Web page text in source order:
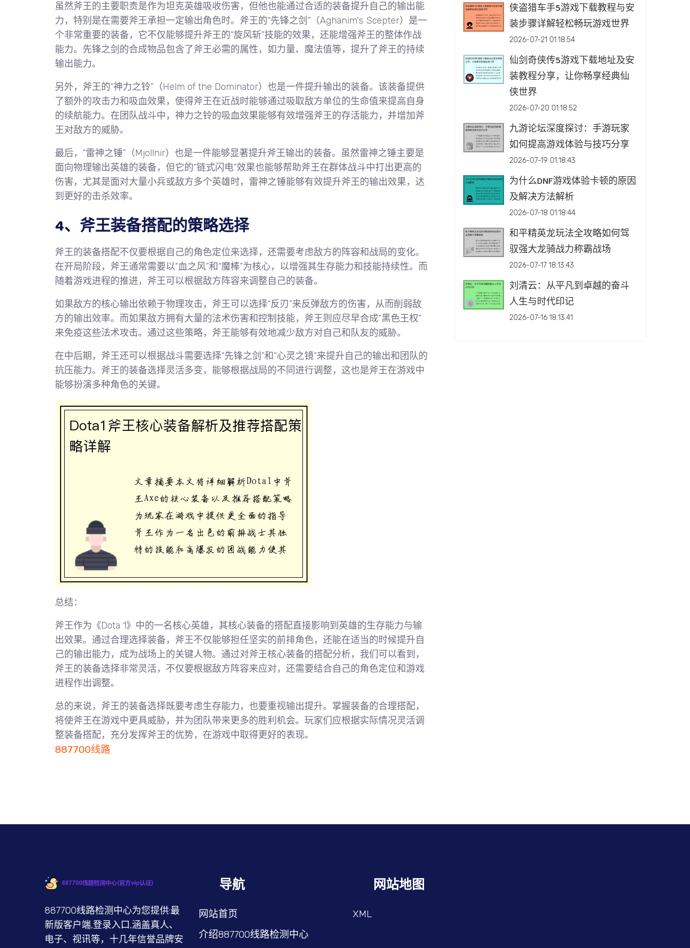
虽然斧王的主要职责是作为坦克英雄吸收伤害，但他也能通过合适的装备提升自己的输出能
力，特别是在需要斧王承担一定输出角色时。斧王的“先锋之剑”（Aghanim's Scepter）是一
个非常重要的装备，它不仅能够提升斧王的“旋风斩”技能的效果，还能增强斧王的整体作战
能力。先锋之剑的合成物品包含了斧王必需的属性，如力量、魔法值等，提升了斧王的持续
输出能力。
另外，斧王的“神力之铃”（Helm of the Dominator）也是一件提升输出的装备。该装备提供
了额外的攻击力和吸血效果，使得斧王在近战时能够通过吸取敌方单位的生命值来提高自身
的续航能力。在团队战斗中，神力之铃的吸血效果能够有效增强斧王的存活能力，并增加斧
王对敌方的威胁。
最后，“雷神之锤”（Mjollnir）也是一件能够显著提升斧王输出的装备。虽然雷神之锤主要是
面向物理输出英雄的装备，但它的“链式闪电”效果也能够帮助斧王在群体战斗中打出更高的
伤害，尤其是面对大量小兵或敌方多个英雄时，雷神之锤能够有效提升斧王的输出效果，达
到更好的击杀效率。
4、斧王装备搭配的策略选择
斧王的装备搭配不仅要根据自己的角色定位来选择，还需要考虑敌方的阵容和战局的变化。
在开局阶段，斧王通常需要以“血之风”和“魔棒”为核心，以增强其生存能力和技能持续性。而
随着游戏进程的推进，斧王可以根据敌方阵容来调整自己的装备。
如果敌方的核心输出依赖于物理攻击，斧王可以选择“反刃”来反弹敌方的伤害，从而削弱敌
方的输出效率。而如果敌方拥有大量的法术伤害和控制技能，斧王则应尽早合成“黑色王权”
来免疫这些法术攻击。通过这些策略，斧王能够有效地减少敌方对自己和队友的威胁。
在中后期，斧王还可以根据战斗需要选择“先锋之剑”和“心灵之镜”来提升自己的输出和团队的
抗压能力。斧王的装备选择灵活多变，能够根据战局的不同进行调整，这也是斧王在游戏中
能够扮演多种角色的关键。
总结：
斧王作为《Dota 1》中的一名核心英雄，其核心装备的搭配直接影响到英雄的生存能力与输
出效果。通过合理选择装备，斧王不仅能够担任坚实的前排角色，还能在适当的时候提升自
己的输出能力，成为战场上的关键人物。通过对斧王核心装备的搭配分析，我们可以看到，
斧王的装备选择非常灵活，不仅要根据敌方阵容来应对，还需要结合自己的角色定位和游戏
进程作出调整。
总的来说，斧王的装备选择既要考虑生存能力，也要重视输出提升。掌握装备的合理搭配，
将使斧王在游戏中更具威胁，并为团队带来更多的胜利机会。玩家们应根据实际情况灵活调
整装备搭配，充分发挥斧王的优势，在游戏中取得更好的表现。
887700线路
侠盗猎车手5游戏下载教程与安
装步骤详解轻松畅玩游戏世界
2026-07-21 01:18:54
仙剑奇侠传5游戏下载地址及安
装教程分享，让你畅享经典仙
侠世界
2026-07-20 01:18:52
九游论坛深度探讨：手游玩家
如何提高游戏体验与技巧分享
2026-07-19 01:18:43
为什么DNF游戏体验卡顿的原因
及解决方法解析
2026-07-18 01:18:44
和平精英龙玩法全攻略如何驾
驭强大龙骑战力称霸战场
2026-07-17 18:13:43
刘清云：从平凡到卓越的奋斗
人生与时代印记
2026-07-16 18:13:41
887700线路检测中心为您提供:最
新版客户端,登录入口,涵盖真人、
电子、视讯等，十几年信誉品牌安
导航
网站首页
介绍887700线路检测中心
网站地图
XML